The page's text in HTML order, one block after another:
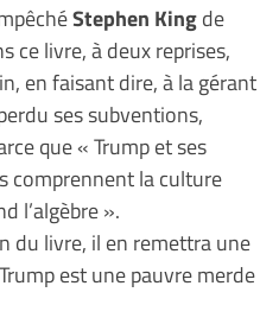
Stephen Kingde
ce livre, à deux reprises,
en faisant dire, à la gérant
ses subventions,
que « Trump et ses
comprennent la culture
l’algèbre ».
du livre, il en remettra une
est une pauvre merde